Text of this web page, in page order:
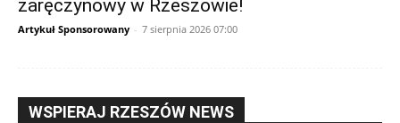
zaręczynowy w Rzeszowie!
Artykuł Sponsorowany - 7 sierpnia 2026 07:00
WSPIERAJ RZESZÓW NEWS